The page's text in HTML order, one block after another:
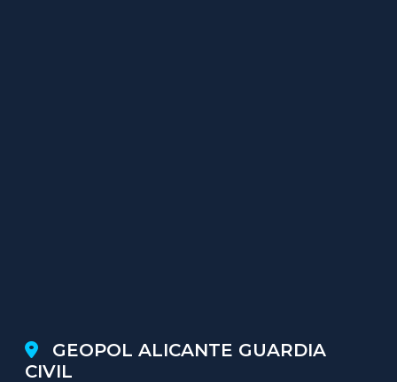
GEOPOL ALICANTE GUARDIA
CIVIL